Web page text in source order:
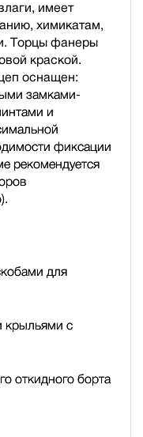
имеет
химикатам,
Торцы фанеры
краской.
оснащен:
замками-
и
фиксации
рекомендуется
для
крыльями с
откидного борта